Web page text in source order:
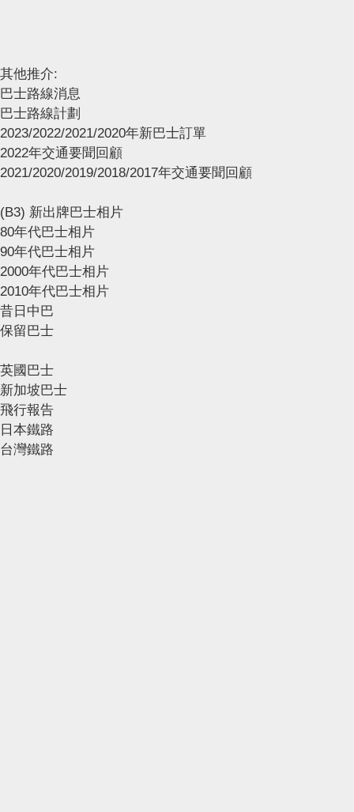
其他推介:
巴士路線消息
巴士路線計劃
2023/2022/2021/2020年新巴士訂單
2022年交通要聞回顧
2021/2020/2019/2018/2017年交通要聞回顧
(B3) 新出牌巴士相片
80年代巴士相片
90年代巴士相片
2000年代巴士相片
2010年代巴士相片
昔日中巴
保留巴士
英國巴士
新加坡巴士
飛行報告
日本鐵路
台灣鐵路